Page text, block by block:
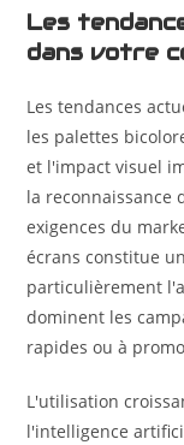
Les
dans votre
Les tendances
les palettes
et l'impact visuel
la reconnaissance
exigences du
écrans constitue
particulièrement
dominent les
rapides ou à
L'utilisation
l'intelligence